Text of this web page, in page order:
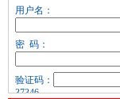
用户名：
密 码：
验证码：
37346